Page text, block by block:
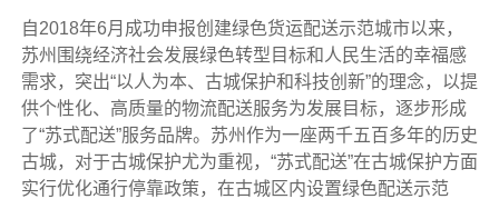
自2018年6月成功申报创建绿色货运配送示范城市以来，
苏州围绕经济社会发展绿色转型目标和人民生活的幸福感
需求，突出“以人为本、古城保护和科技创新”的理念，以提
供个性化、高质量的物流配送服务为发展目标，逐步形成
了“苏式配送”服务品牌。苏州作为一座两千五百多年的历史
古城，对于古城保护尤为重视，“苏式配送”在古城保护方面
实行优化通行停靠政策，在古城区内设置绿色配送示范